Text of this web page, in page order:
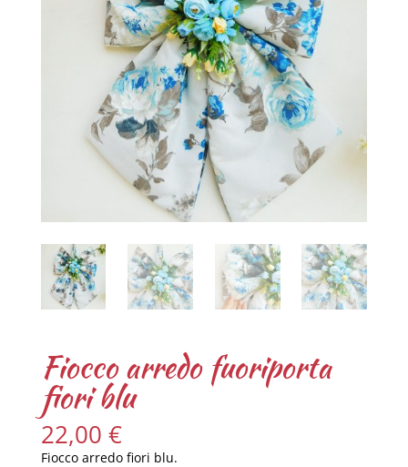
Fiocco arredo fuoriporta
fiori blu
22,00 €
Fiocco arredo fiori blu.